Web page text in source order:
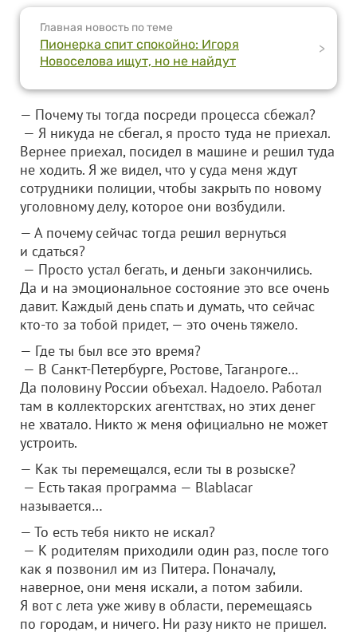
Главная новость по теме
Пионерка спит спокойно: Игоря
Новоселова ищут, но не найдут
>
— Почему ты тогда посреди процесса сбежал?
— Я никуда не сбегал, я просто туда не приехал.
Вернее приехал, посидел в машине и решил туда
не ходить. Я же видел, что у суда меня ждут
сотрудники полиции, чтобы закрыть по новому
уголовному делу, которое они возбудили.
— А почему сейчас тогда решил вернуться
и сдаться?
— Просто устал бегать, и деньги закончились.
Да и на эмоциональное состояние это все очень
давит. Каждый день спать и думать, что сейчас
кто-то за тобой придет, — это очень тяжело.
— Где ты был все это время?
— В Санкт-Петербурге, Ростове, Таганроге…
Да половину России объехал. Надоело. Работал
там в коллекторских агентствах, но этих денег
не хватало. Никто ж меня официально не может
устроить.
— Как ты перемещался, если ты в розыске?
— Есть такая программа — Blablacar
называется…
— То есть тебя никто не искал?
— К родителям приходили один раз, после того
как я позвонил им из Питера. Поначалу,
наверное, они меня искали, а потом забили.
Я вот с лета уже живу в области, перемещаясь
по городам, и ничего. Ни разу никто не пришел.